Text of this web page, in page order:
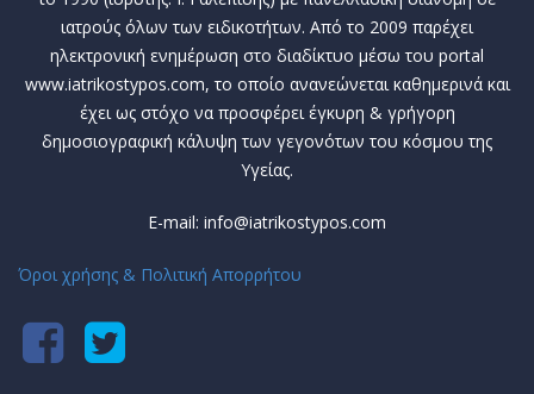
ιατρούς όλων των ειδικοτήτων. Από το 2009 παρέχει
ηλεκτρονική ενημέρωση στο διαδίκτυο μέσω του portal
www.iatrikostypos.com, το οποίο ανανεώνεται καθημερινά και
έχει ως στόχο να προσφέρει έγκυρη & γρήγορη
δημοσιογραφική κάλυψη των γεγονότων του κόσμου της
Υγείας.
E-mail: info@iatrikostypos.com
Όροι χρήσης & Πολιτική Απορρήτου